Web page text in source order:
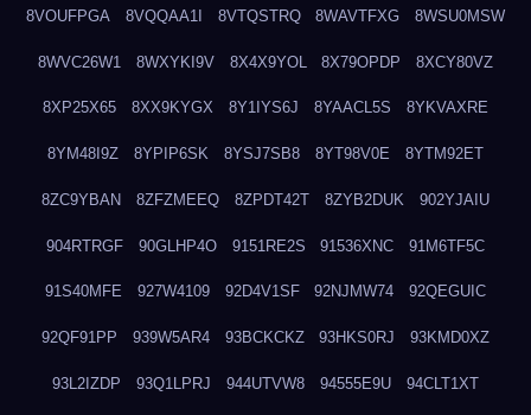
8VOUFPGA 8VQQAA1I 8VTQSTRQ 8WAVTFXG 8WSU0MSW
8WVC26W1 8WXYKI9V 8X4X9YOL 8X79OPDP 8XCY80VZ
8XP25X65 8XX9KYGX 8Y1IYS6J 8YAACL5S 8YKVAXRE
8YM48I9Z 8YPIP6SK 8YSJ7SB8 8YT98V0E 8YTM92ET
8ZC9YBAN 8ZFZMEEQ 8ZPDT42T 8ZYB2DUK 902YJAIU
904RTRGF 90GLHP4O 9151RE2S 91536XNC 91M6TF5C
91S40MFE 927W4109 92D4V1SF 92NJMW74 92QEGUIC
92QF91PP 939W5AR4 93BCKCKZ 93HKS0RJ 93KMD0XZ
93L2IZDP 93Q1LPRJ 944UTVW8 94555E9U 94CLT1XT